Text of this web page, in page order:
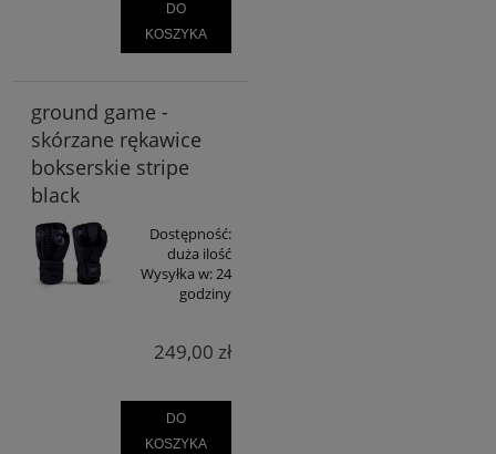
DO
KOSZYKA
ground game -
skórzane rękawice
bokserskie stripe
black
Dostępność:
duża ilość
Wysyłka w:24
godziny
249,00 zł
DO
KOSZYKA